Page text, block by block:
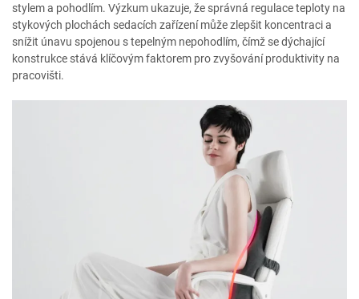
stylem a pohodlím. Výzkum ukazuje, že správná regulace teploty na
stykových plochách sedacích zařízení může zlepšit koncentraci a
snížit únavu spojenou s tepelným nepohodlím, čímž se dýchající
konstrukce stává klíčovým faktorem pro zvyšování produktivity na
pracovišti.